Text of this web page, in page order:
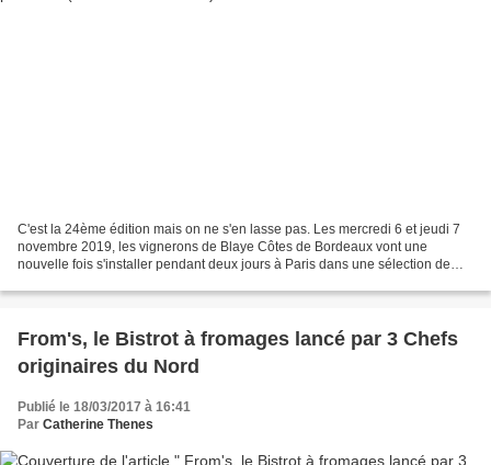
C'est la 24ème édition mais on ne s'en lasse pas. Les mercredi 6 et jeudi 7
novembre 2019, les vignerons de Blaye Côtes de Bordeaux vont une
nouvelle fois s'installer pendant deux jours à Paris dans une sélection de
From's, le Bistrot à fromages lancé par 3 Chefs
originaires du Nord
Publié le 18/03/2017 à 16:41
Par Catherine Thenes